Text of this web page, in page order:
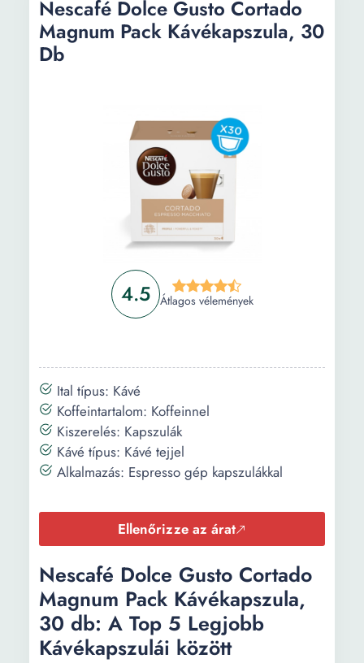
4.5 Átlagos vélemények
Nescafé Dolce Gusto Cortado
Magnum Pack Kávékapszula, 30
Db
Ital típus: Kávé
Koffeintartalom: Koffeinnel
Kiszerelés: Kapszulák
Kávé típus: Kávé tejjel
Alkalmazás: Espresso gép kapszulákkal
Ellenőrizze az árat
Nescafé Dolce Gusto Cortado
Magnum Pack Kávékapszula,
30 db: A Top 5 Legjobb
Kávékapszulái között